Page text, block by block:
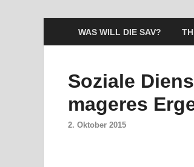
WAS WILL DIE SAV?
Soziale
mageres
2. Oktober 2015